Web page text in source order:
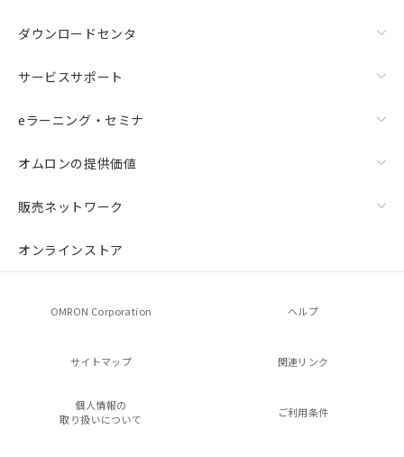
ダウンロードセンタ
サービスサポート
eラーニング・セミナ
オムロンの提供価値
販売ネットワーク
オンラインストア
OMRON Corporation ヘルプ
サイトマップ 関連リンク
個人情報の
取り扱いについて
ご利用条件